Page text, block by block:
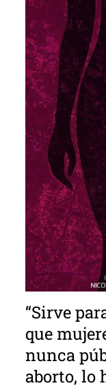
“Sirve
que
nunca
aborto, lo